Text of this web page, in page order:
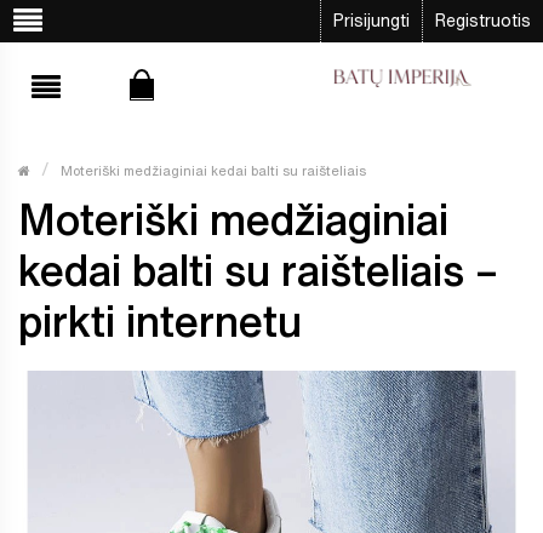
Prisijungti Registruotis
Moteriški medžiaginiai kedai balti su raišteliais
Moteriški medžiaginiai
kedai balti su raišteliais –
pirkti internetu